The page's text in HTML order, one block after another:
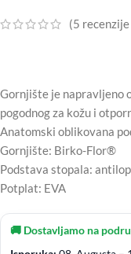
(5
Gornjište je
pogodnog za kožu i
Anatomski oblikovana
Gornjište: Birko-Flor®
Podstava stopala: antilop
Potplat: EVA
🚚 Dostavljamo na